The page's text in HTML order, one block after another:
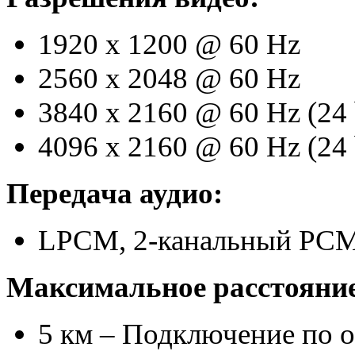
1920 x 1200 @ 60 Hz
2560 x 2048 @ 60 Hz
3840 x 2160 @ 60 Hz
4096 x 2160 @ 60 Hz
Передача аудио:
LPCM, 2-канальный
Максимальное
5 км – Подключение по